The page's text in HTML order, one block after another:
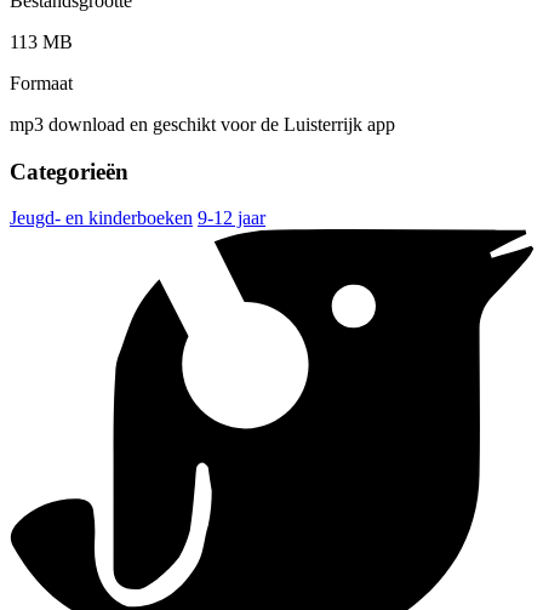
113 MB
Formaat
mp3 download en geschikt voor de Luisterrijk app
Categorieën
Jeugd- en kinderboeken 9-12 jaar